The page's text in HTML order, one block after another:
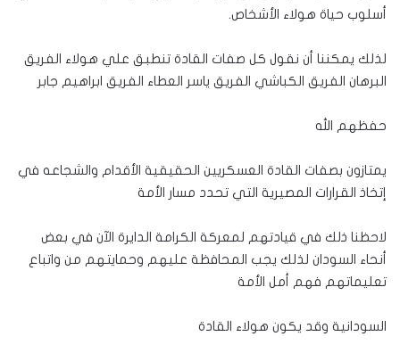
أسلوب حياة هولاء الأشخاص.
لذلك يمكننا أن نقول كل صفات القادة تنطبق علي هولاء الفريق
البرهان الفريق الكباشي الفريق ياسر العطاء الفريق ابراهيم جابر
حفظهم الله
يمتازون بصفات القادة العسكريين الحقيقية الأقدام والشجاعه في
إتخاذ القرارات المصيرية التي تحدد مسار الأمة
لاحظنا ذلك في قيادتهم لمعركة الكرامة الدايرة الآن في بعض
أنحاء السودان لذلك يجب المحافظة عليهم وحمايتهم من واتباع
تعليماتهم فهم أمل الأمة
السودانية وقد يكون هولاء القادة